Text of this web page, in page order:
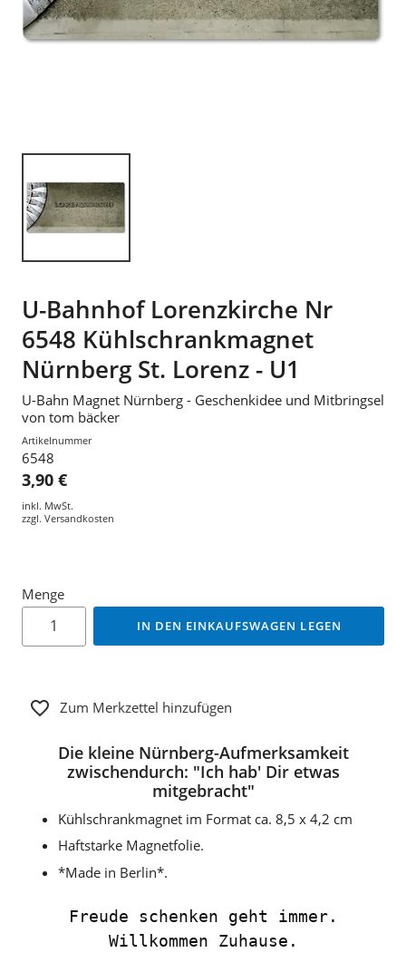
U-Bahnhof Lorenzkirche Nr
6548 Kühlschrankmagnet
Nürnberg St. Lorenz - U1
U-Bahn Magnet Nürnberg - Geschenkidee und Mitbringsel
von tom bäcker
Artikelnummer
6548
3,90 €
inkl. MwSt.
zzgl. Versandkosten
Menge
IN DEN EINKAUFSWAGEN LEGEN
Zum Merkzettel hinzufügen
Die kleine Nürnberg-Aufmerksamkeit
zwischendurch: "Ich hab' Dir etwas
mitgebracht"
Kühlschrankmagnet im Format ca. 8,5 x 4,2 cm
Haftstarke Magnetfolie.
*Made in Berlin*.
Freude schenken geht immer.
Willkommen Zuhause.